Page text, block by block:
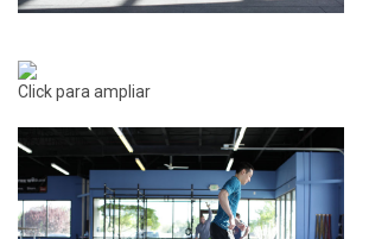
Click para ampliar